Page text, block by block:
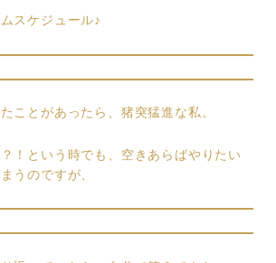
スケジュール♪
ことがあったら、猪突猛進な私。
！という時でも、空きあらばやりたい
うのですが、